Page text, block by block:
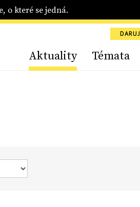
o které se jedná.
DARUJ
Aktuality Témata